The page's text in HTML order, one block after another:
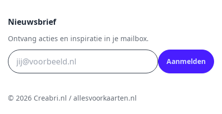
Nieuwsbrief
Ontvang acties en inspiratie in je mailbox.
Aanmelden
© 2026 Creabri.nl / allesvoorkaarten.nl